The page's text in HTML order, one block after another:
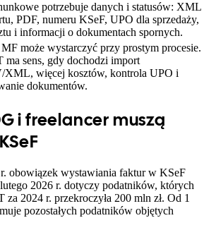
potrzebuje danych i statusów: XML
PDF, numeru KSeF, UPO dla sprzedaży,
i informacji o dokumentach spornych.
może wystarczyć przy prostym procesie.
ma sens, gdy dochodzi import
XML, więcej kosztów, kontrola UPO i
dokumentów.
i freelancer muszą
obowiązek wystawiania faktur w KSeF
2026 r. dotyczy podatników, których
za 2024 r. przekroczyła 200 mln zł. Od 1
pozostałych podatników objętych